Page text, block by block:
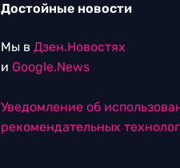
Достойные новости
Мы в Дзен.Новостях
и Google.News
Уведомление об
рекомендательных